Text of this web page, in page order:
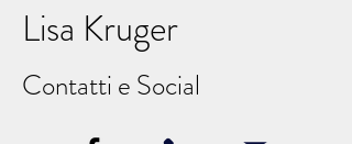
Lisa Kruger
Contatti e Social